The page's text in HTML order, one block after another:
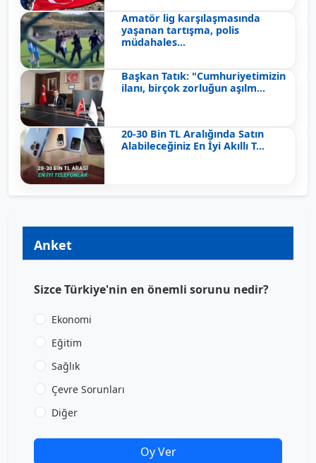
Amatör lig karşılaşmasında
yaşanan tartışma, polis
müdahales...
Başkan Tatık: "Cumhuriyetimizin
ilanı, birçok zorluğun aşılm...
20-30 Bin TL Aralığında Satın
Alabileceğiniz En İyi Akıllı T...
Anket
Sizce Türkiye'nin en önemli sorunu nedir?
Ekonomi
Eğitim
Sağlık
Çevre Sorunları
Diğer
Oy Ver